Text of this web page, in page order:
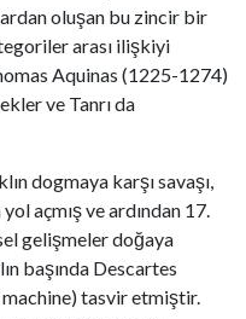
oluşan bu zincir bir
arası ilişkiyi
Aquinas (1225-1274)
ve Tanrı da
dogmaya karşı savaşı,
açmış ve ardından 17.
gelişmeler doğaya
başında Descartes
tasvir etmiştir.